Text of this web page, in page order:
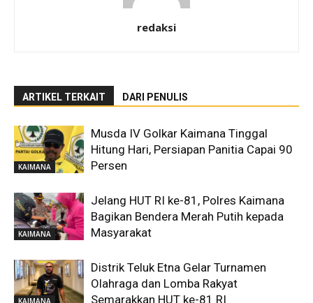
redaksi
ARTIKEL TERKAIT DARI PENULIS
KAIMANA
Musda IV Golkar Kaimana Tinggal
Hitung Hari, Persiapan Panitia Capai 90
Persen
KAIMANA
Jelang HUT RI ke-81, Polres Kaimana
Bagikan Bendera Merah Putih kepada
Masyarakat
Distrik Teluk Etna Gelar Turnamen
Olahraga dan Lomba Rakyat
Semarakkan HUT ke-81 RI